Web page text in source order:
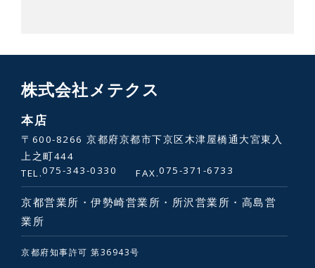
株式会社メテクス
本店
〒600-8266 京都府京都市下京区木津屋橋通大宮東入
上之町444
TEL.075-343-0330 FAX.075-371-6733
京都営業所・伊勢崎営業所・所沢営業所・高島営
業所
京都府知事許可 第36943号